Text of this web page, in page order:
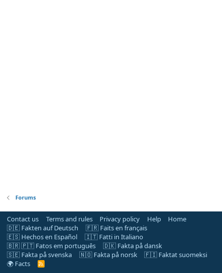
Forums
Contact us Terms and rules Privacy policy Help
Home
🇩🇪 Fakten auf Deutsch
🇫🇷 Faits en français
🇪🇸 Hechos en Español
🇮🇹 Fatti in Italiano
🇧🇷 🇵🇹 Fatos em português
🇩🇰 Fakta på dansk
🇸🇪 Fakta på svenska
🇳🇴 Fakta på norsk
🇫🇮 Faktat suomeksi
🌍 Facts
R